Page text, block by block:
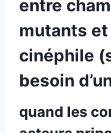
entre
mutants
cinéphile
besoin
quand les